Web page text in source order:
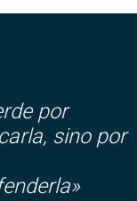
por
sino por